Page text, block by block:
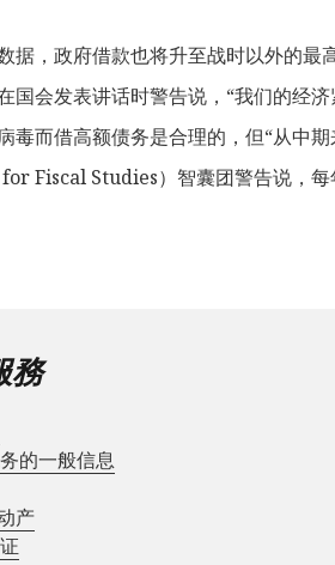
据，政府借款也将升至战时以外的最
国会发表讲话时警告说，“我们的经
毒而借高额债务是合理的，但“从中
Fiscal Studies）智囊团警告说，每
務
的一般信息
产